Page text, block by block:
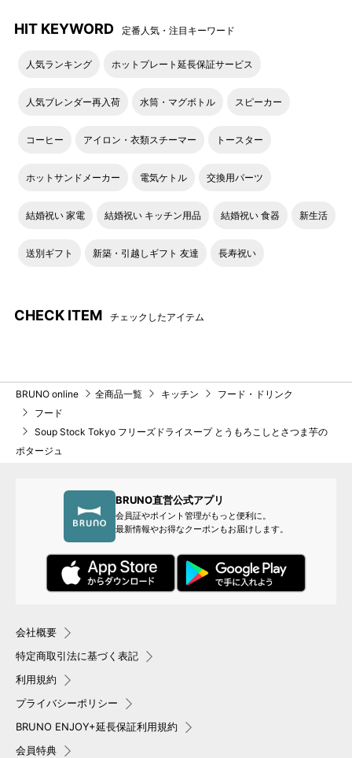
HIT KEYWORD 定番人気・注目キーワード
人気ランキング ホットプレート延長保証サービス
人気ブレンダー再入荷 水筒・マグボトル スピーカー
コーヒー アイロン・衣類スチーマー トースター
ホットサンドメーカー 電気ケトル 交換用パーツ
結婚祝い 家電 結婚祝い キッチン用品 結婚祝い 食器 新生活
送別ギフト 新築・引越しギフト 友達 長寿祝い
CHECK ITEM チェックしたアイテム
BRUNO online 全商品一覧 キッチン
フード・ドリンク
フード
Soup Stock Tokyo フリーズドライスープ とうもろこしとさつま芋の
ポタージュ
BRUNO直営公式アプリ
会員証やポイント管理がもっと便利に。
最新情報やお得なクーポンもお届けします。
会社概要
特定商取引法に基づく表記
利用規約
プライバシーポリシー
BRUNO ENJOY+延長保証利用規約
会員特典